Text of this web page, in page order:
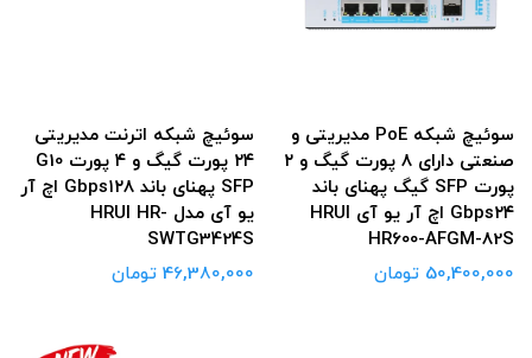
سوئیچ شبکه PoE مدیریتی و
صنعتی دارای ۸ پورت گیگ و ۲
پورت SFP گیگ پهنای باند
Gbps۲۴ اچ آر یو آی HRUI
HR600-AFGM-82S
50,400,000 تومان
سوئیچ شبکه اترنت مدیریتی
۲۴ پورت گیگ و ۴ پورت G10
SFP پهنای باند Gbps۱۲۸ اچ آر
یو آی مدل HRUI HR-
SWTG3424S
46,380,000 تومان